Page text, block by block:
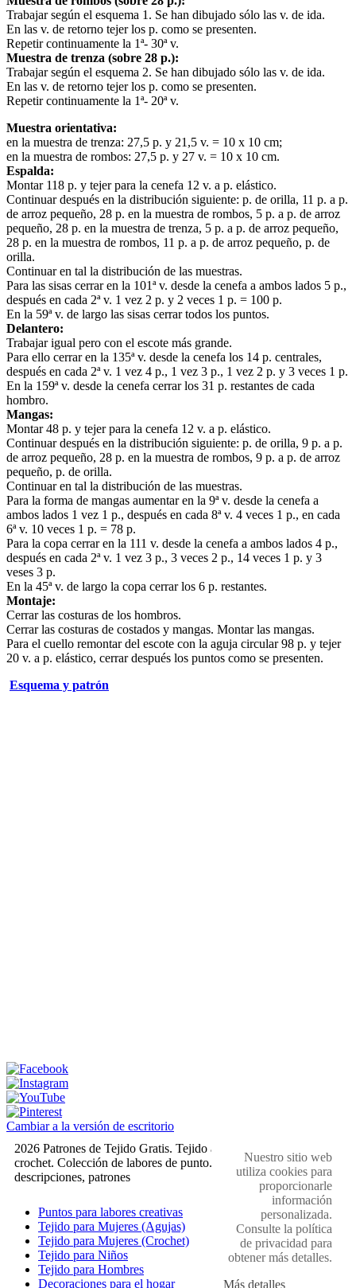
Trabajar según el esquema 1. Se han dibujado sólo las v. de ida.
En las v. de retorno tejer los p. como se presenten.
Repetir continuamente la 1ª- 30ª v.
Muestra de trenza (sobre 28 p.):
Trabajar según el esquema 2. Se han dibujado sólo las v. de ida.
En las v. de retorno tejer los p. como se presenten.
Repetir continuamente la 1ª- 20ª v.
Muestra orientativa:
en la muestra de trenza: 27,5 p. y 21,5 v. = 10 x 10 cm;
en la muestra de rombos: 27,5 p. y 27 v. = 10 x 10 cm.
Espalda:
Montar 118 p. y tejer para la cenefa 12 v. a p. elástico.
Continuar después en la distribución siguiente: p. de orilla, 11 p. a p.
de arroz pequeño, 28 p. en la muestra de rombos, 5 p. a p. de arroz
pequeño, 28 p. en la muestra de trenza, 5 p. a p. de arroz pequeño,
28 p. en la muestra de rombos, 11 p. a p. de arroz pequeño, p. de
orilla.
Continuar en tal la distribución de las muestras.
Para las sisas cerrar en la 101ª v. desde la cenefa a ambos lados 5 p.,
después en cada 2ª v. 1 vez 2 p. y 2 veces 1 p. = 100 p.
En la 59ª v. de largo las sisas cerrar todos los puntos.
Delantero:
Trabajar igual pero con el escote más grande.
Para ello cerrar en la 135ª v. desde la cenefa los 14 p. centrales,
después en cada 2ª v. 1 vez 4 p., 1 vez 3 p., 1 vez 2 p. y 3 veces 1 p.
En la 159ª v. desde la cenefa cerrar los 31 p. restantes de cada
hombro.
Mangas:
Montar 48 p. y tejer para la cenefa 12 v. a p. elástico.
Continuar después en la distribución siguiente: p. de orilla, 9 p. a p.
de arroz pequeño, 28 p. en la muestra de rombos, 9 p. a p. de arroz
pequeño, p. de orilla.
Continuar en tal la distribución de las muestras.
Para la forma de mangas aumentar en la 9ª v. desde la cenefa a
ambos lados 1 vez 1 p., después en cada 8ª v. 4 veces 1 p., en cada
6ª v. 10 veces 1 p. = 78 p.
Para la copa cerrar en la 111 v. desde la cenefa a ambos lados 4 p.,
después en cada 2ª v. 1 vez 3 p., 3 veces 2 p., 14 veces 1 p. y 3
veses 3 p.
En la 45ª v. de largo la copa cerrar los 6 p. restantes.
Montaje:
Cerrar las costuras de los hombros.
Cerrar las costuras de costados y mangas. Montar las mangas.
Para el cuello remontar del escote con la aguja circular 98 p. y tejer
20 v. a p. elástico, cerrar después los puntos como se presenten.
Esquema y patrón
Cambiar a la versión de escritorio
2026 Patrones de Tejido Gratis. Tejido a dos agujas y
crochet. Colección de labores de punto. Muestras,
descripciones, patrones
Puntos para labores creativas
Tejido para Mujeres (Agujas)
Tejido para Mujeres (Crochet)
Tejido para Niños
Tejido para Hombres
Decoraciones para el hogar
Nuestro sitio web
utiliza cookies para
proporcionarle
información
personalizada.
Consulte la política
de privacidad para
obtener más detalles.
Más detalles